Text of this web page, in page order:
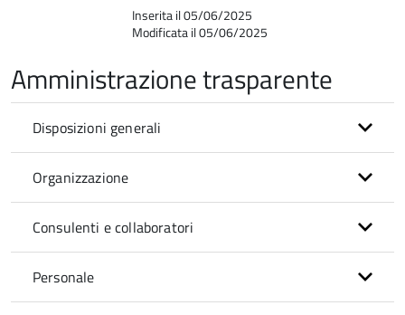
Inserita il 05/06/2025
Modificata il 05/06/2025
Amministrazione trasparente
Disposizioni generali
Organizzazione
Consulenti e collaboratori
Personale